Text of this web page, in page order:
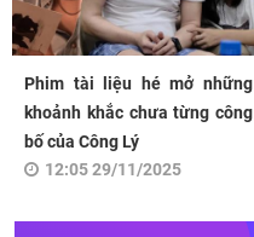
Phim tài liệu hé mở những
khoảnh khắc chưa từng công
bố của Công Lý
12:05 29/11/2025